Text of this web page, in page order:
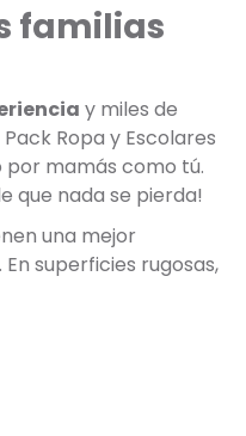
familias
y miles de
Ropa y Escolares
mamás como tú.
que nada se pierda!
una mejor
superficies rugosas,